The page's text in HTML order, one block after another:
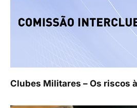
Clubes Militares – Os riscos